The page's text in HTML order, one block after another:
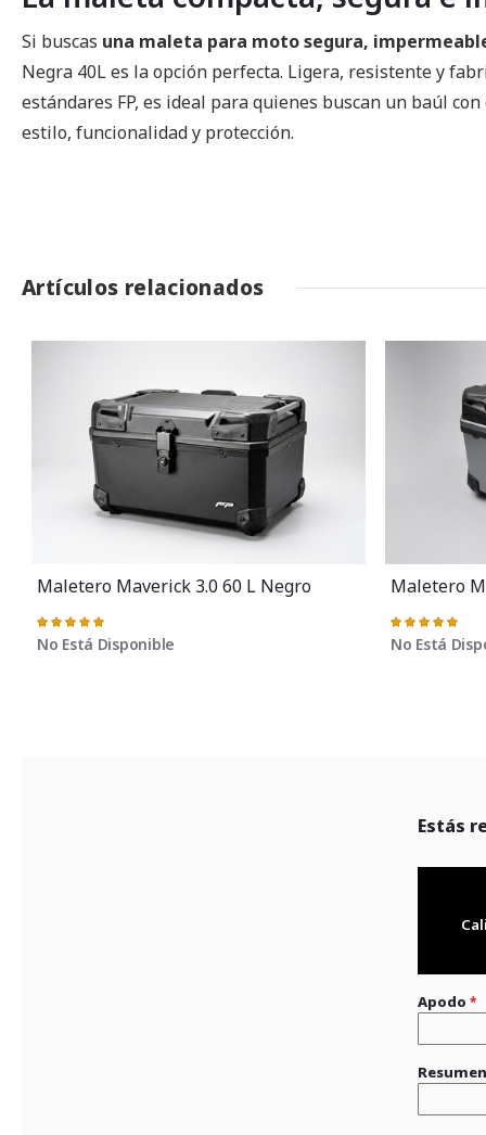
Si buscas una maleta para moto segura,
Negra 40L es la opción perfecta. Ligera, resistente y
estándares FP, es ideal para quienes buscan un baúl
estilo, funcionalidad y protección.
Artículos relacionados
Maletero Maverick 3.0 60 L Negro
Valoración:
100%
No Está Disponible
Maletero
Valoración:
100%
No Está
Estás
Apodo
Resumen